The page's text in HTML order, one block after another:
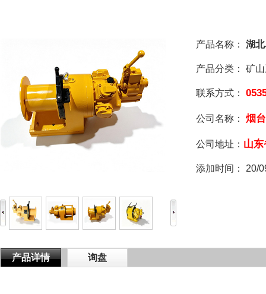
产品名称： 湖
产品分类： 矿
联系方式：
公司名称： 烟
公司地址： 山
添加时间： 20/
产品详情 询盘